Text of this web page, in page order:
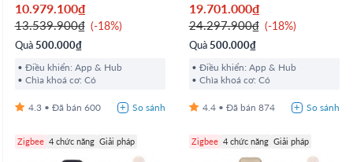
10.979.100₫
13.539.900₫ -18%
Quà 500.000₫
Điều khiển: App & Hub
Chìa khoá cơ: Có
4.3 600
19.701.000₫
24.297.900₫ -18%
Quà 500.000₫
Điều khiển: App & Hub
Chìa khoá cơ: Có
4.4 874
Zigbee 4 chức năng Giải pháp Zigbee 4 chức năng Giải pháp